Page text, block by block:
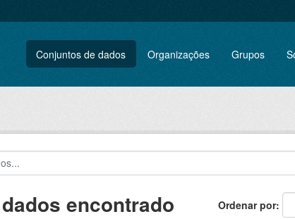
Conjuntos de dados Organizações Grupos
Ordenar por
encontrado